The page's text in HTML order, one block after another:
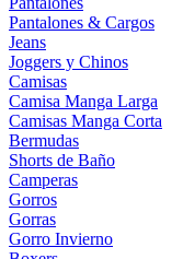
Pantalones & Cargos
Jeans
Joggers y Chinos
Camisas
Camisa Manga Larga
Camisas Manga Corta
Bermudas
Shorts de Baño
Camperas
Gorros
Gorras
Gorro Invierno